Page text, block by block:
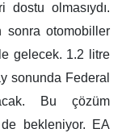
olmasıydı.
sonra otomobiller
gelecek. 1.2 litre
sonunda Federal
Bu çözüm
de bekleniyor. EA